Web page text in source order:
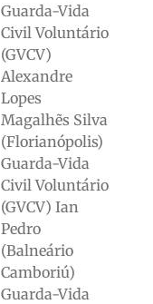
Guarda-Vida
Civil Voluntário
(GVCV)
Alexandre
Lopes
Magalhẽs Silva
(Florianópolis)
Guarda-Vida
Civil Voluntário
(GVCV) Ian
Pedro
(Balneário
Camboriú)
Guarda-Vida